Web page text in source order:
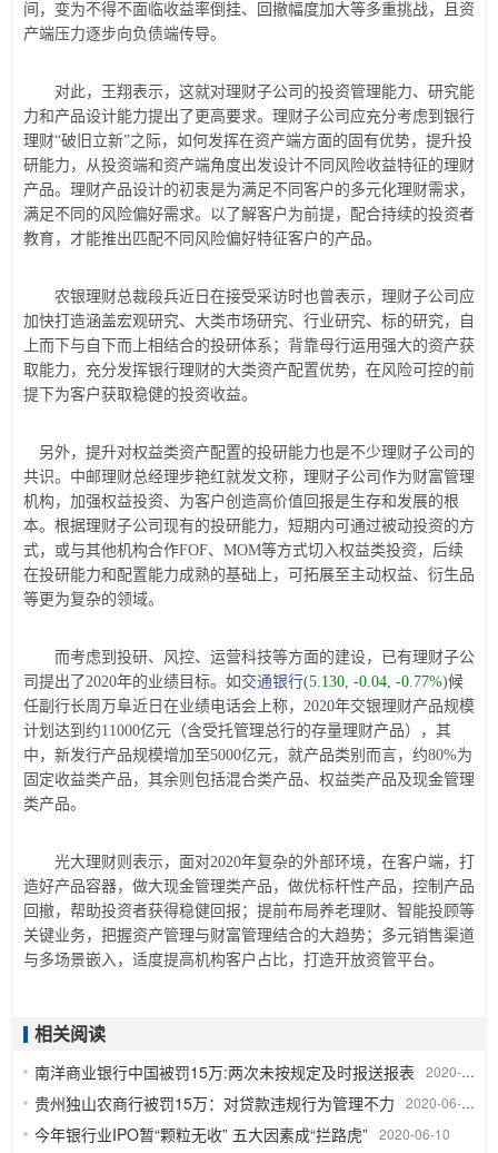
间，变为不得不面临收益率倒挂、回撤幅度加大等多重挑战，且资
产端压力逐步向负债端传导。
对此，王翔表示，这就对理财子公司的投资管理能力、研究能
力和产品设计能力提出了更高要求。理财子公司应充分考虑到银行
理财“破旧立新”之际，如何发挥在资产端方面的固有优势，提升投
研能力，从投资端和资产端角度出发设计不同风险收益特征的理财
产品。理财产品设计的初衷是为满足不同客户的多元化理财需求，
满足不同的风险偏好需求。以了解客户为前提，配合持续的投资者
教育，才能推出匹配不同风险偏好特征客户的产品。
农银理财总裁段兵近日在接受采访时也曾表示，理财子公司应
加快打造涵盖宏观研究、大类市场研究、行业研究、标的研究，自
上而下与自下而上相结合的投研体系；背靠母行运用强大的资产获
取能力，充分发挥银行理财的大类资产配置优势，在风险可控的前
提下为客户获取稳健的投资收益。
另外，提升对权益类资产配置的投研能力也是不少理财子公司的
共识。中邮理财总经理步艳红就发文称，理财子公司作为财富管理
机构，加强权益投资、为客户创造高价值回报是生存和发展的根
本。根据理财子公司现有的投研能力，短期内可通过被动投资的方
式，或与其他机构合作FOF、MOM等方式切入权益类投资，后续
在投研能力和配置能力成熟的基础上，可拓展至主动权益、衍生品
等更为复杂的领域。
而考虑到投研、风控、运营科技等方面的建设，已有理财子公
司提出了2020年的业绩目标。如 交通银行(5.130, -0.04, -0.77%)候
任副行长周万阜近日在业绩电话会上称，2020年交银理财产品规模
计划达到约11000亿元（含受托管理总行的存量理财产品），其
中，新发行产品规模增加至5000亿元，就产品类别而言，约80%为
固定收益类产品，其余则包括混合类产品、权益类产品及现金管理
类产品。
光大理财则表示，面对2020年复杂的外部环境，在客户端，打
造好产品容器，做大现金管理类产品，做优标杆性产品，控制产品
回撤，帮助投资者获得稳健回报；提前布局养老理财、智能投顾等
关键业务，把握资产管理与财富管理结合的大趋势；多元销售渠道
与多场景嵌入，适度提高机构客户占比，打造开放资管平台。
相关阅读
南洋商业银行中国被罚15万:两次未按规定及时报送报表 2020-06-11
贵州独山农商行被罚15万：对贷款违规行为管理不力 2020-06-11
今年银行业IPO暂“颗粒无收” 五大因素成“拦路虎” 2020-06-10